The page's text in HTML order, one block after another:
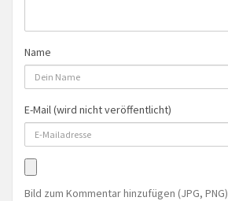
Name
E-Mail (wird nicht veröffentlicht)
Bild zum Kommentar hinzufügen (JPG, PNG)